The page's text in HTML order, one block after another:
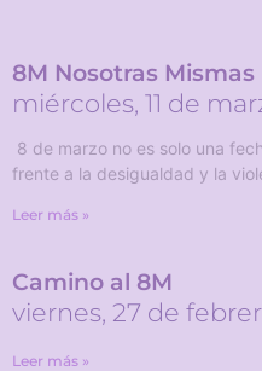
8M Nosotras Mismas
miércoles, 11 de
8 de marzo no es solo una
frente a la desigualdad y la
Leer más »
Camino al 8M
viernes, 27 de
Leer más »